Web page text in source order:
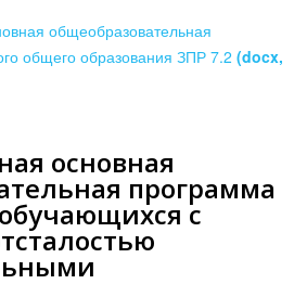
общеобразовательная
общего образования ЗПР 7.2 (docx,
основная
программа
с